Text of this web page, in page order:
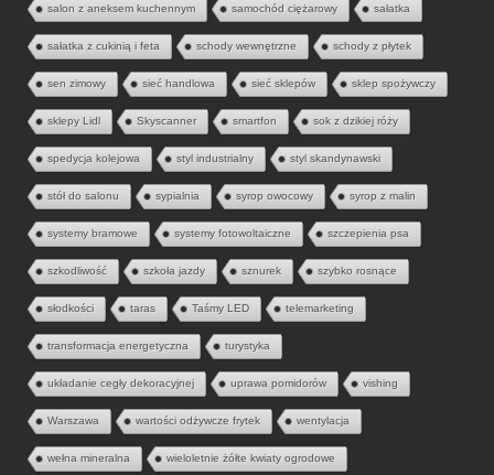
salon z aneksem kuchennym samochód ciężarowy sałatka
sałatka z cukinią i feta schody wewnętrzne schody z płytek
sen zimowy sieć handlowa sieć sklepów sklep spożywczy
sklepy Lidl Skyscanner smartfon sok z dzikiej róży
spedycja kolejowa styl industrialny styl skandynawski
stół do salonu sypialnia syrop owocowy syrop z malin
systemy bramowe systemy fotowoltaiczne szczepienia psa
szkodliwość szkoła jazdy sznurek szybko rosnące
słodkości taras Taśmy LED telemarketing
transformacja energetyczna turystyka
układanie cegły dekoracyjnej uprawa pomidorów vishing
Warszawa wartości odżywcze frytek wentylacja
wełna mineralna wieloletnie żółte kwiaty ogrodowe